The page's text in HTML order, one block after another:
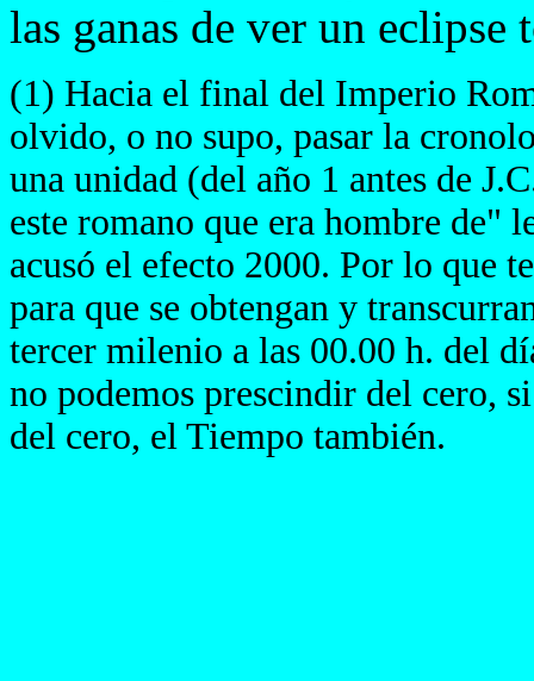
las ganas de ver un eclipse
(1) Hacia el final del Imperio
olvido, o no supo, pasar la
una unidad (del año 1 antes de
este romano que era hombre de"
acusó el efecto 2000. Por lo que
para que se obtengan y
tercer milenio a las 00.00 h. del
no podemos prescindir del cero,
del cero, el Tiempo también.